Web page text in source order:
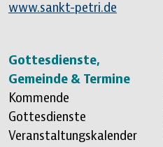
www.sankt-petri.de
Sitemap überspringen
Gottesdienste,
Gemeinde & Termine
Kommende
Gottesdienste
Veranstaltungskalender